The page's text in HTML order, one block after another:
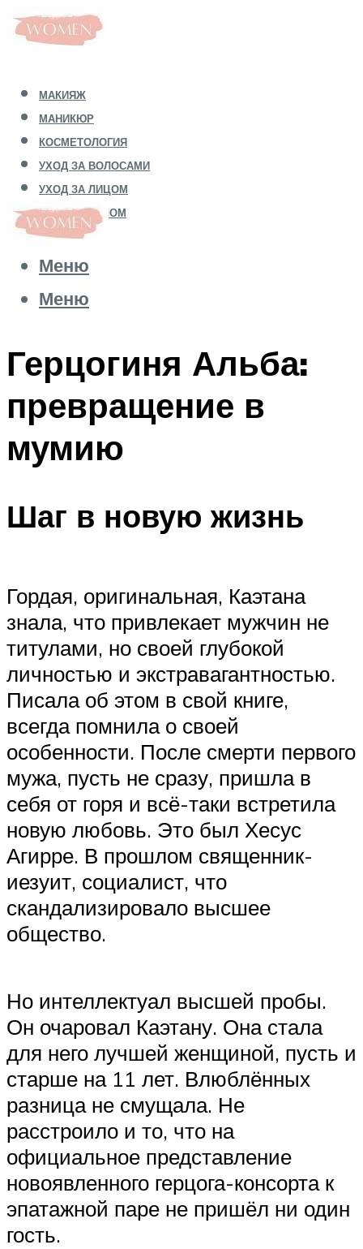
МАКИЯЖ
МАНИКЮР
КОСМЕТОЛОГИЯ
УХОД ЗА ВОЛОСАМИ
УХОД ЗА ЛИЦОМ
УХОД ЗА ТЕЛОМ
Меню
Меню
Герцогиня Альба:
превращение в
мумию
Шаг в новую жизнь
Гордая, оригинальная, Каэтана
знала, что привлекает мужчин не
титулами, но своей глубокой
личностью и экстравагантностью.
Писала об этом в свой книге,
всегда помнила о своей
особенности. После смерти первого
мужа, пусть не сразу, пришла в
себя от горя и всё-таки встретила
новую любовь. Это был Хесус
Агирре. В прошлом священник-
иезуит, социалист, что
скандализировало высшее
общество.
Но интеллектуал высшей пробы.
Он очаровал Каэтану. Она стала
для него лучшей женщиной, пусть и
старше на 11 лет. Влюблённых
разница не смущала. Не
расстроило и то, что на
официальное представление
новоявленного герцога-консорта к
эпатажной паре не пришёл ни один
гость.